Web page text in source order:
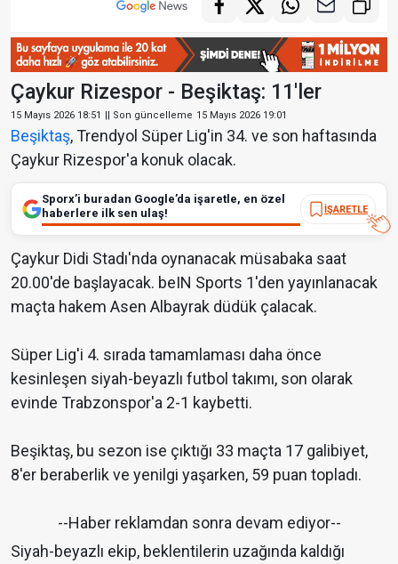
Çaykur Rizespor - Beşiktaş: 11'ler
15 Mayıs 2026 18:51 || Son güncelleme 15 Mayıs 2026 19:01
Beşiktaş, Trendyol Süper Lig'in 34. ve son haftasında
Çaykur Rizespor'a konuk olacak.
Sporx’i buradan Google’da işaretle, en özel
haberlere ilk sen ulaş!
İŞARETLE
Çaykur Didi Stadı'nda oynanacak müsabaka saat
20.00'de başlayacak. beIN Sports 1'den yayınlanacak
maçta hakem Asen Albayrak düdük çalacak.
Süper Lig'i 4. sırada tamamlaması daha önce
kesinleşen siyah-beyazlı futbol takımı, son olarak
evinde Trabzonspor'a 2-1 kaybetti.
Beşiktaş, bu sezon ise çıktığı 33 maçta 17 galibiyet,
8'er beraberlik ve yenilgi yaşarken, 59 puan topladı.
--Haber reklamdan sonra devam ediyor--
Siyah-beyazlı ekip, beklentilerin uzağında kaldığı